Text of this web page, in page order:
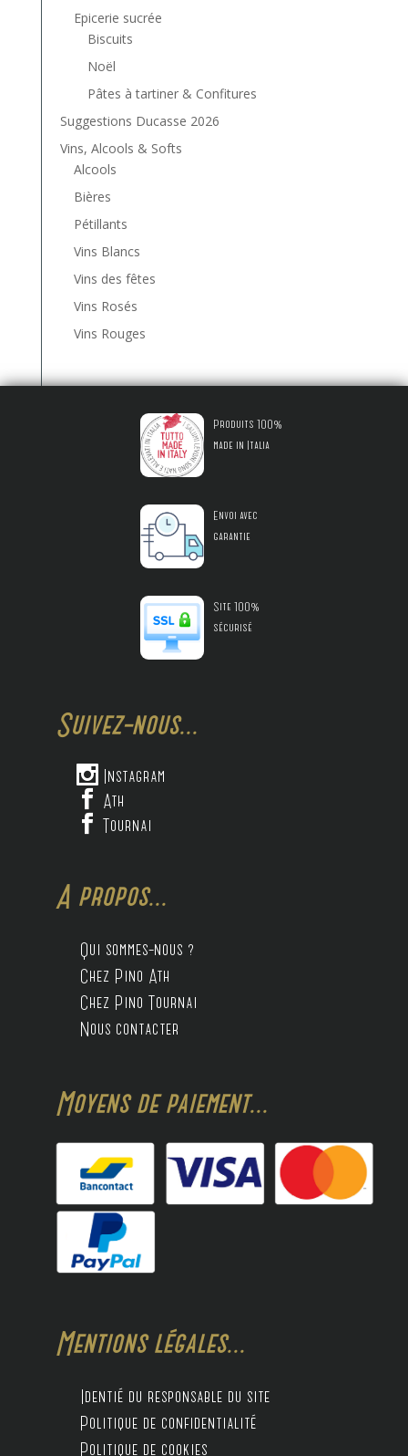
Epicerie sucrée
Biscuits
Noël
Pâtes à tartiner & Confitures
Suggestions Ducasse 2026
Vins, Alcools & Softs
Alcools
Bières
Pétillants
Vins Blancs
Vins des fêtes
Vins Rosés
Vins Rouges
Produits 100%
made in Italia
Envoi avec
garantie
Site 100%
sécurisé
Suivez-nous...
 Instagram
 Ath
 Tournai
A propos...
Qui sommes-nous ?
Chez Pino Ath
Chez Pino Tournai
Nous contacter
Moyens de paiement...
Mentions légales...
Identié du responsable du site
Politique de confidentialité
Politique de cookies